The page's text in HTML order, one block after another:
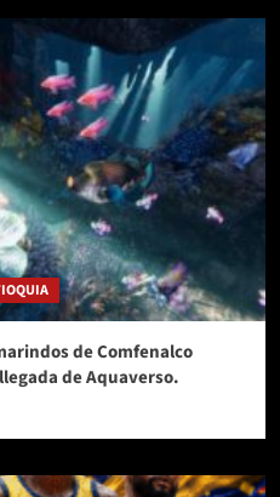
de Comfenalco
de Aquaverso.